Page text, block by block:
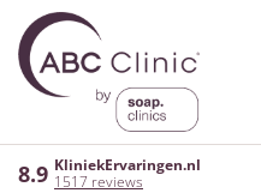
8.9 KliniekErvaringen.nl
1517 reviews